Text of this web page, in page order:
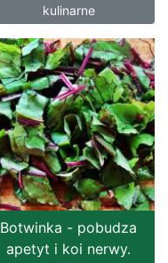
kulinarne
Botwinka - pobudza
apetyt i koi nerwy.